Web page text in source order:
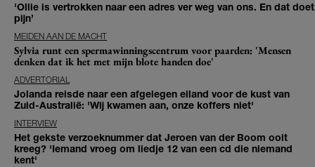
'Ollie is vertrokken naar een adres ver weg van ons. En dat doet
pijn’
MEIDEN AAN DE MACHT
Sylvia runt een spermawinningscentrum voor paarden: 'Mensen
denken dat ik het met mijn blote handen doe'
ADVERTORIAL
Jolanda reisde naar een afgelegen eiland voor de kust van
Zuid-Australië: 'Wij kwamen aan, onze koffers niet'
INTERVIEW
Het gekste verzoeknummer dat Jeroen van der Boom ooit
kreeg? 'Iemand vroeg om liedje 12 van een cd die niemand
kent'